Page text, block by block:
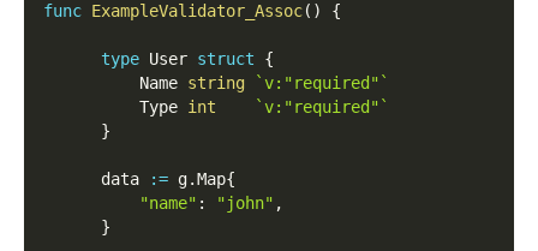
func ExampleValidator_Assoc( ) {
type User struct
{
          Name
string
`v:"required"`
          Type
int
`v:"required"`
}
      data
:= g.Map{
"name" : "john" ,
}